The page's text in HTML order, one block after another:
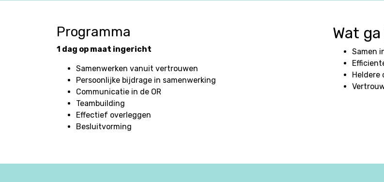
Programma
1 dag op maat ingericht
Samenwerken vanuit vertrouwen
Persoonlijke bijdrage in samenwerking
Communicatie in de OR
Teambuilding
Effectief overleggen
Besluitvorming
Wat
Samen
Heldere